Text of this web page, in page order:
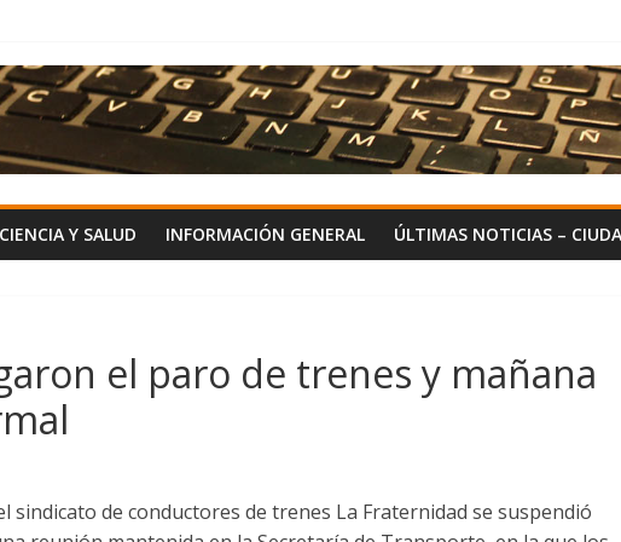
CIENCIA Y SALUD INFORMACIÓN GENERAL ÚLTIMAS NOTICIAS –
el paro de trenes y mañana
sindicato de conductores de trenes La Fraternidad se suspendió